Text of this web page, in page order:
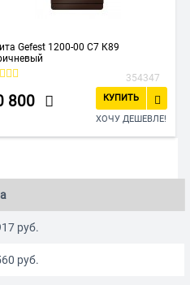
Gefest 1200-00 С7 К89
354347
800
КУПИТЬ
ХОЧУ ДЕШЕВЛЕ!
руб.
руб.